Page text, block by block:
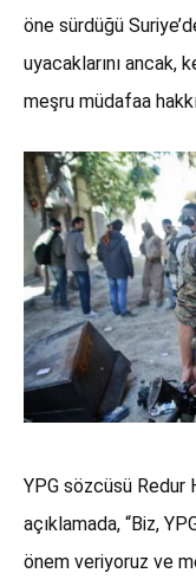
öne sürdüğü
uyacaklarını ancak,
meşru müdafaa
YPG sözcüsü Redur
açıklamada, “Biz,
önem veriyoruz ve